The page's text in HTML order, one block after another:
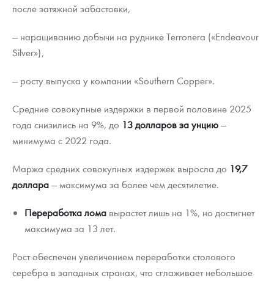
после затяжной забастовки,
— наращиванию добычи на руднике Terronera («Endeavour
Silver»),
— росту выпуска у компании «Southern Copper».
Средние совокупные издержки в первой половине 2025
года снизились на 9%, до 13 долларов за унцию—
минимума с 2022 года.
Маржа средних совокупных издержек выросла до 19,7
доллара— максимума за более чем десятилетие.
Переработка лома вырастет лишь на 1%, но достигнет
максимума за 13 лет.
Рост обеспечен увеличением переработки столового
серебра в западных странах, что сглаживает небольшое